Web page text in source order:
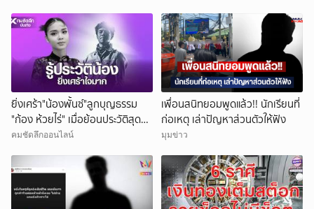
ยิ่งเศร้า"น้องพั้นซ์"ลูกบุญธรรม
"ก้อง ห้วยไร่" เมื่อย้อนประวัติสุดน่า
สงสาร
คมชัดลึกออนไลน์
เพื่อนสนิทยอมพูดแล้ว!! นักเรียนที่
ก่อเหตุ เล่าปัญหาส่วนตัวให้ฟัง
มุมข่าว